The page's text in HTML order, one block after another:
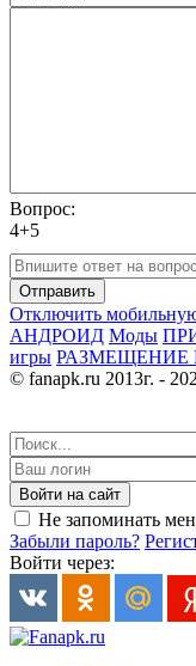
Вопрос:
4+5
Отправить
Отключить
АНДРОИД Моды
игры
© fanapk.ru 2013г. -
Войти на сайт
Не запоминать
Забыли пароль?
Войти через: